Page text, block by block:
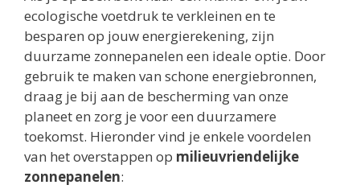
ecologische voetdruk te verkleinen en te
besparen op jouw energierekening, zijn
duurzame zonnepanelen een ideale optie. Door
gebruik te maken van schone energiebronnen,
draag je bij aan de bescherming van onze
planeet en zorg je voor een duurzamere
toekomst. Hieronder vind je enkele voordelen
van het overstappen op milieuvriendelijke
zonnepanelen: